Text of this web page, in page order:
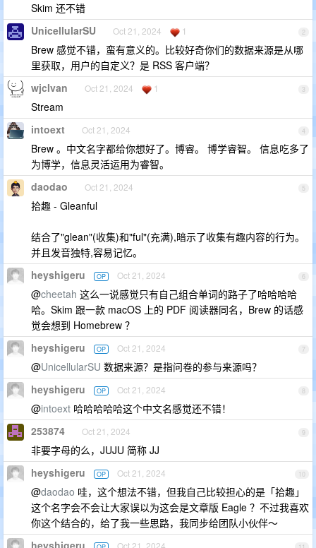
Skim 还不错
2
UnicellularSU Oct 21, 2024 1
Brew 感觉不错，蛮有意义的。比较好奇你们的数据来源是从哪
里获取，用户的自定义？是 RSS 客户端？
3
wjcIvan Oct 21, 2024 1
Stream
4
intoext Oct 21, 2024
Brew 。中文名字都给你想好了。博睿。 博学睿智。 信息吃多了
为博学，信息灵活运用为睿智。
5
daodao Oct 21, 2024
拾趣 - Gleanful
结合了"glean"(收集)和"ful"(充满),暗示了收集有趣内容的行为。
并且发音独特,容易记忆。
6
heyshigeru OP Oct 21, 2024
@cheetah 这么一说感觉只有自己组合单词的路子了哈哈哈哈
哈。Skim 跟一款 macOS 上的 PDF 阅读器同名，Brew 的话感
觉会想到 Homebrew ？
7
heyshigeru OP Oct 21, 2024
@UnicellularSU 数据来源？是指问卷的参与来源吗？
8
heyshigeru OP Oct 21, 2024
@intoext 哈哈哈哈哈这个中文名感觉还不错！
9
253874 Oct 21, 2024
非要字母的么，JUJU 简称 JJ
10
heyshigeru OP Oct 21, 2024
@daodao 哇，这个想法不错，但我自己比较担心的是「拾趣」
这个名字会不会让大家误以为这会是文章版 Eagle ？不过我喜欢
你这个结合的，给了我一些思路，我同步给团队小伙伴～
heyshigeru Oct 21, 2024